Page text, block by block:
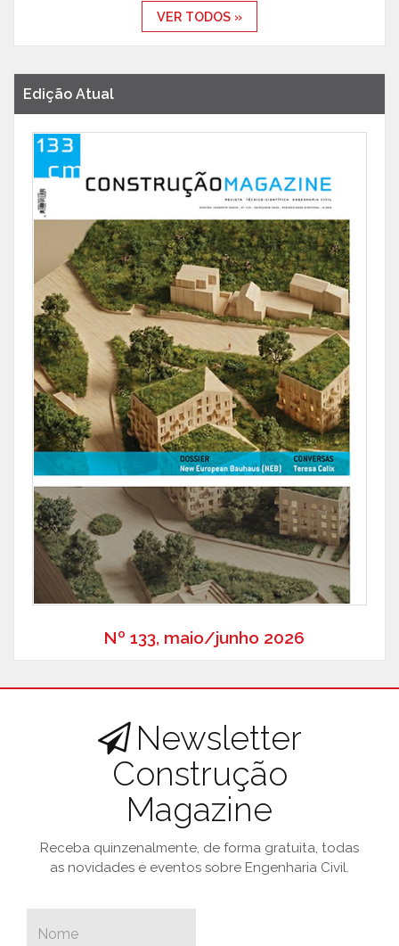
VER TODOS »
Edição Atual
Nº 133, maio/junho 2026
Newsletter
Construção
Magazine
Receba quinzenalmente, de forma gratuita, todas
as novidades e eventos sobre Engenharia Civil.